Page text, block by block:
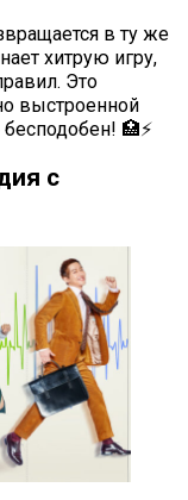
в ту же
хитрую игру,
Это
выстроенной
🏥⚡
с